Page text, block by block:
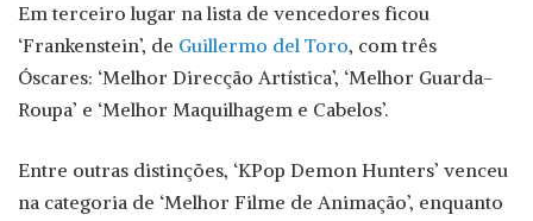
Em terceiro lugar na lista de vencedores ficou
‘Frankenstein’, de Guillermo del Toro, com três
Óscares: ‘Melhor Direcção Artística’, ‘Melhor Guarda-
Roupa’ e ‘Melhor Maquilhagem e Cabelos’.
Entre outras distinções, ‘KPop Demon Hunters’ venceu
na categoria de ‘Melhor Filme de Animação’, enquanto